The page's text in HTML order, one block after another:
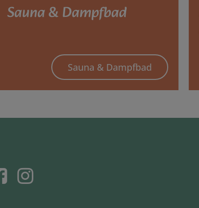
Sauna & Dampfbad
Sauna & Dampfbad